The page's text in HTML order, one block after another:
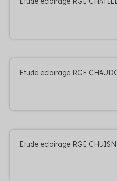
Etude eclairage RGE
Etude eclairage RGE